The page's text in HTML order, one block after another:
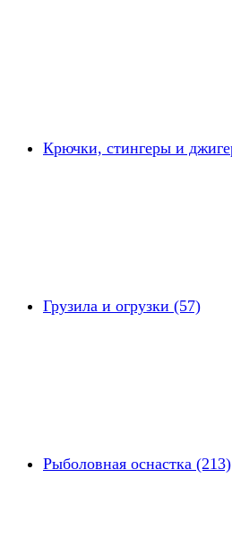
Крючки, стингеры и
Грузила и огрузки (57)
Рыболовная оснастка (213)